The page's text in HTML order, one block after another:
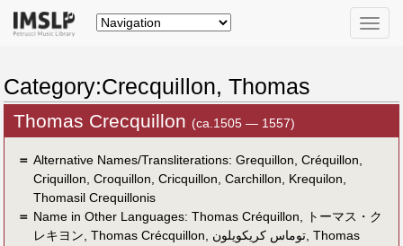
Toggle
Category:Crecquillon, Thomas
Thomas Crecquillon (ca.1505 — 1557)
＝ Alternative Names/Transliterations: Grequillon, Créquillon,
Criquillon, Croquillon, Cricquillon, Carchillon, Krequilon,
Thomasil Crequillonis
＝ Name in Other Languages: Thomas Créquillon,
トーマス・ク
レキヨン, Thomas Crécquillon, توماس كريكويلون, Thomas